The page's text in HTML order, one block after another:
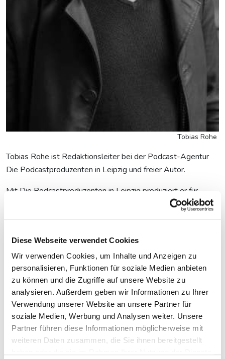
Diese Webseite verwendet Cookies
Wir verwenden Cookies, um Inhalte und Anzeigen zu
personalisieren, Funktionen für soziale Medien anbieten
zu können und die Zugriffe auf unsere Website zu
analysieren. Außerdem geben wir Informationen zu Ihrer
Verwendung unserer Website an unsere Partner für
soziale Medien, Werbung und Analysen weiter. Unsere
Partner führen diese Informationen möglicherweise mit
weiteren Daten zusammen, die Sie ihnen bereitgestellt
Tobias Rohe
Tobias Rohe ist Redaktionsleiter bei der Podcast-Agentur
Die Podcastproduzenten in Leipzig und freier Autor.
Mit Die Podcastproduzenten in Leipzig produziert er für
Kunden wie das Österreichische Parlament, das Goethe-
Institut oder das Jüdische Museum Berlin. Als freier Autor
Leipzig Theaterstücke auf deutschsprachige Bühnen,
produzierte Hörspiele und übersetzte Opern und Musicals.
2022 ging seine Web-TV-Serie „Ollewitz“ in der ARD-
Mediathek live.
Mehr Informationen: